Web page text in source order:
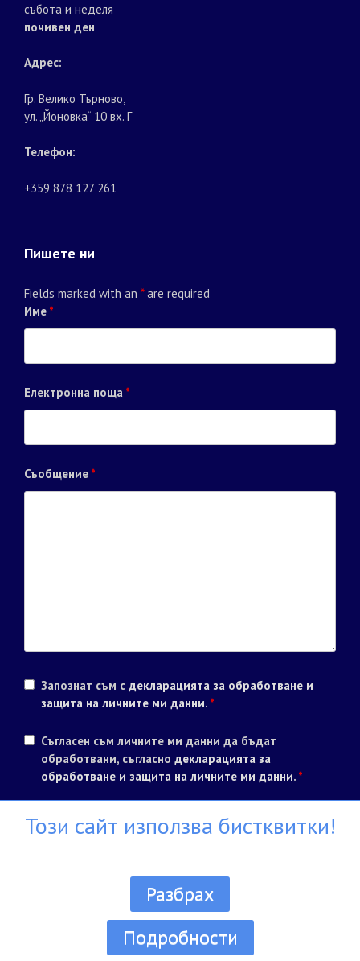
Този сайт използва бистквитки!
Разбрах
Подробности
събота и неделя
почивен ден
Адрес:
Гр. Велико Търново,
ул. „Йоновка“ 10 вх. Г
Телефон:
+359 878 127 261
Пишете ни
Fields marked with an *are required
Име *
Електронна поща *
Съобщение *
Запознат съм с декларацията за обработване и
защита на личните ми данни. *
Съгласен съм личните ми данни да бъдат
обработвани, съгласно декларацията за
обработване и защита на личните ми данни. *
Всички права запазени ® Училище Диел 1990 - 2026
Дизайн и разработка:Он-лайн системи БЪЛГАРИЯ